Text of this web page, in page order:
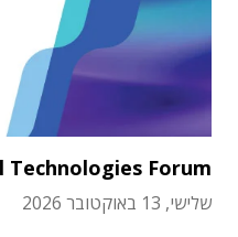
Technologies Forum
שלישי, 13 באוקטובר 2026